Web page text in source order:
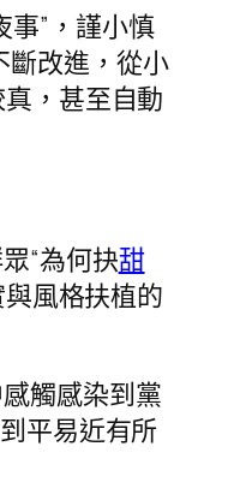
事”，謹小慎
斷改進，從小
，甚至自動
“為何抉甜
風格扶植的
觸感染到黨
平易近有所